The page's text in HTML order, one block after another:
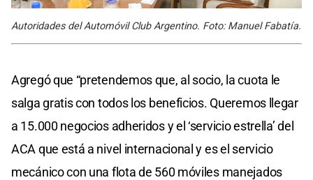
Autoridades del Automóvil Club Argentino. Foto: Manuel Fabatía.
Agregó que “pretendemos que, al socio, la cuota le
salga gratis con todos los beneficios. Queremos llegar
a 15.000 negocios adheridos y el ‘servicio estrella’ del
ACA que está a nivel internacional y es el servicio
mecánico con una flota de 560 móviles manejados